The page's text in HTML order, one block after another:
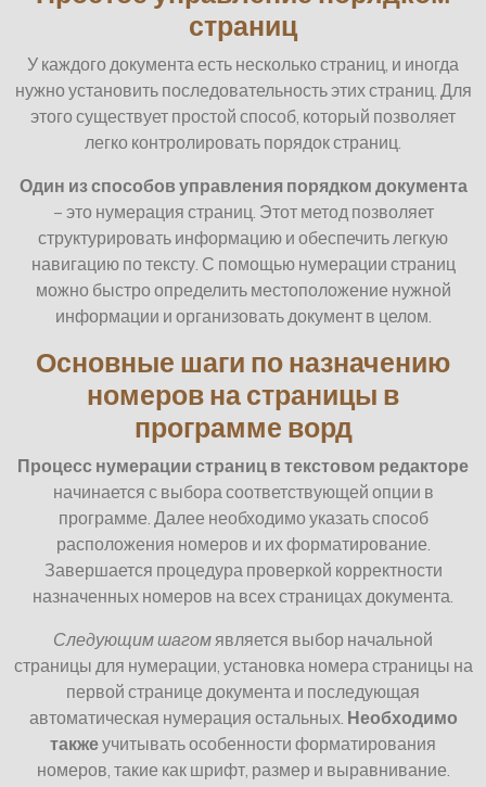
страниц
У каждого документа есть несколько страниц, и иногда
нужно установить последовательность этих страниц. Для
этого существует простой способ, который позволяет
легко контролировать порядок страниц.
Один из способов управления порядком документа
– это нумерация страниц. Этот метод позволяет
структурировать информацию и обеспечить легкую
навигацию по тексту. С помощью нумерации страниц
можно быстро определить местоположение нужной
информации и организовать документ в целом.
Основные шаги по назначению
номеров на страницы в
программе ворд
Процесс нумерации страниц в текстовом редакторе
начинается с выбора соответствующей опции в
программе. Далее необходимо указать способ
расположения номеров и их форматирование.
Завершается процедура проверкой корректности
назначенных номеров на всех страницах документа.
Следующим шагом является выбор начальной
страницы для нумерации, установка номера страницы на
первой странице документа и последующая
автоматическая нумерация остальных. Необходимо
такжеучитывать особенности форматирования
номеров, такие как шрифт, размер и выравнивание.